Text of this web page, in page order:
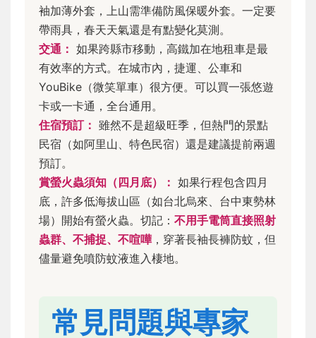
袖加薄外套，上山需準備防風保暖外套。一定要
帶雨具，春天天氣還是有點變化莫測。
交通： 如果跨縣市移動，高鐵加在地租車是最
有效率的方式。在城市內，捷運、公車和
YouBike（微笑單車）很方便。可以買一張悠遊
卡或一卡通，全台通用。
住宿預訂： 雖然不是超級旺季，但熱門的景點
民宿（如阿里山、特色民宿）還是建議提前兩週
預訂。
賞螢火蟲須知（四月底）： 如果行程包含四月
底，許多低海拔山區（如台北烏來、台中東勢林
場）開始有螢火蟲。切記： 不用手電筒直接照射
蟲群、不捕捉、不喧嘩，穿著長袖長褲防蚊，但
儘量避免噴防蚊液進入棲地。
常見問題與專家